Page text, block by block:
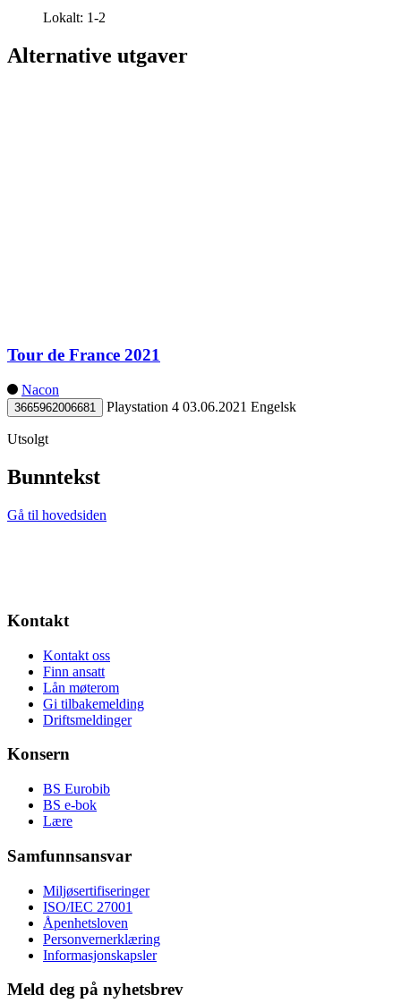
Lokalt: 1-2
Alternative utgaver
Tour de France 2021
Nacon
3665962006681 Playstation 4 03.06.2021 Engelsk
Utsolgt
Bunntekst
Gå til hovedsiden
Kontakt
Kontakt oss
Finn ansatt
Lån møterom
Gi tilbakemelding
Driftsmeldinger
Konsern
BS Eurobib
BS e-bok
Lære
Samfunnsansvar
Miljøsertifiseringer
ISO/IEC 27001
Åpenhetsloven
Personvernerklæring
Informasjonskapsler
Meld deg på nyhetsbrev